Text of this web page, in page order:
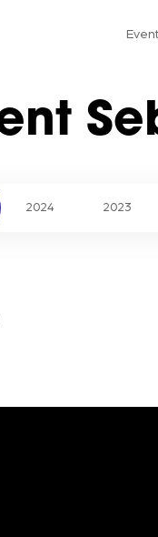
2024 2023